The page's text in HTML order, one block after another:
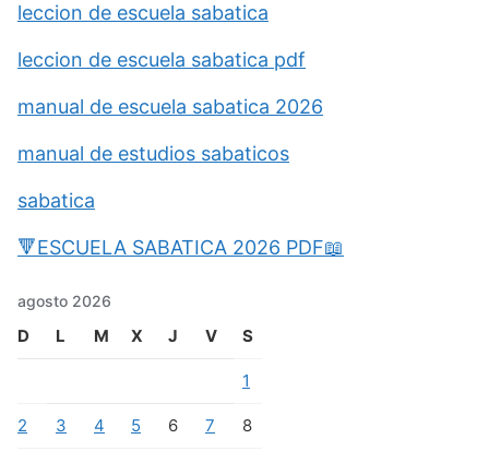
leccion de escuela sabatica
leccion de escuela sabatica pdf
manual de escuela sabatica 2026
manual de estudios sabaticos
sabatica
🔻ESCUELA SABATICA 2026 PDF📖
agosto 2026
D L M X J V S
1
2 3 4 5 6 7 8